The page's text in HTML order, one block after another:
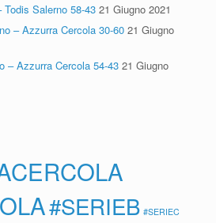
Salerno 58-43 21 Giugno 2021
– Azzurra Cercola 30-60 21 Giugno
– Azzurra Cercola 54-43 21 Giugno
#SERIEB #SERIEC